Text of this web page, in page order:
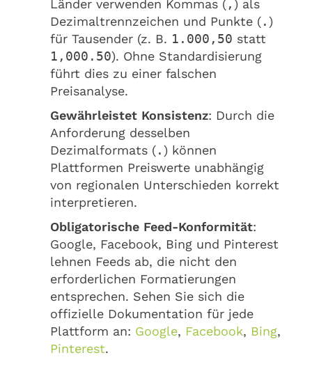
Länder verwenden Kommas ( , ) als
Dezimaltrennzeichen und Punkte (.)
für Tausender (z. B. 1.000,50 statt
1,000.50). Ohne Standardisierung
führt dies zu einer falschen
Preisanalyse.
Gewährleistet Konsistenz: Durch die
Anforderung desselben
Dezimalformats (.) können
Plattformen Preiswerte unabhängig
von regionalen Unterschieden korrekt
interpretieren.
Obligatorische Feed-Konformität:
Google, Facebook, Bing und Pinterest
lehnen Feeds ab, die nicht den
erforderlichen Formatierungen
entsprechen. Sehen Sie sich die
offizielle Dokumentation für jede
Plattform an: Google, Facebook, Bing,
Pinterest.